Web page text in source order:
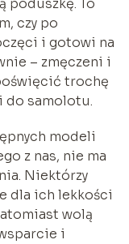
poduszkę. To
czy po
i gotowi na
– zmęczeni i
trochę
do samolotu.
modeli
z nas, nie ma
Niektórzy
dla ich lekkości
wolą
i